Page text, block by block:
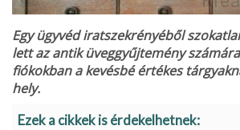
Egy ügyvéd iratszekrényéből
lett az antik üveggyűjtemény
fiókokban a kevésbé értékes
hely.
Ezek a cikkek is érdekelhetnek: